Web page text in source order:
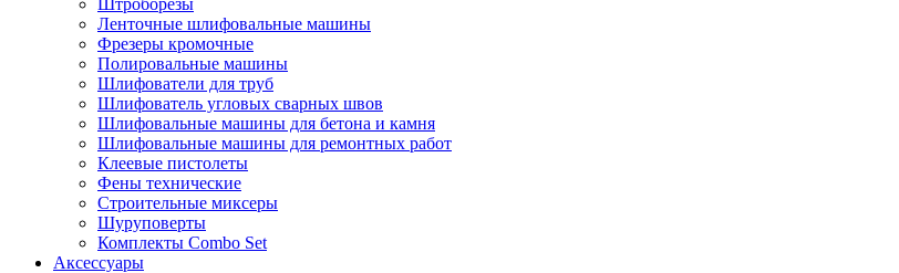
Штроборезы
Ленточные шлифовальные машины
Фрезеры кромочные
Полировальные машины
Шлифователи для труб
Шлифователь угловых сварных швов
Шлифовальные машины для бетона и камня
Шлифовальные машины для ремонтных работ
Клеевые пистолеты
Фены технические
Строительные миксеры
Шуруповерты
Комплекты Combo Set
Аксессуары